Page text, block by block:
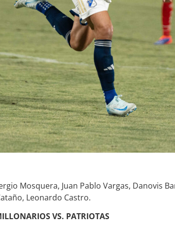
Mosquera, Juan Pablo Vargas, Danovis
Leonardo Castro.
VS. PATRIOTAS